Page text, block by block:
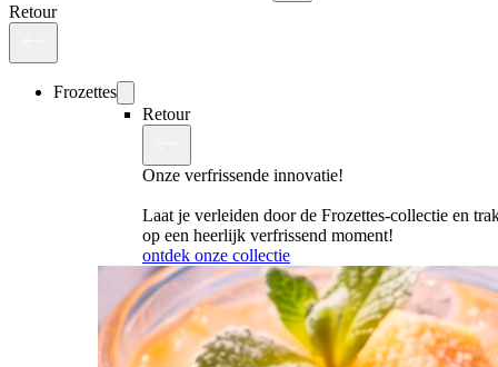
Retour
Frozettes
Retour
Onze verfrissende innovatie!
Laat je verleiden door de Frozettes-collectie en
op een heerlijk verfrissend moment!
ontdek onze collectie